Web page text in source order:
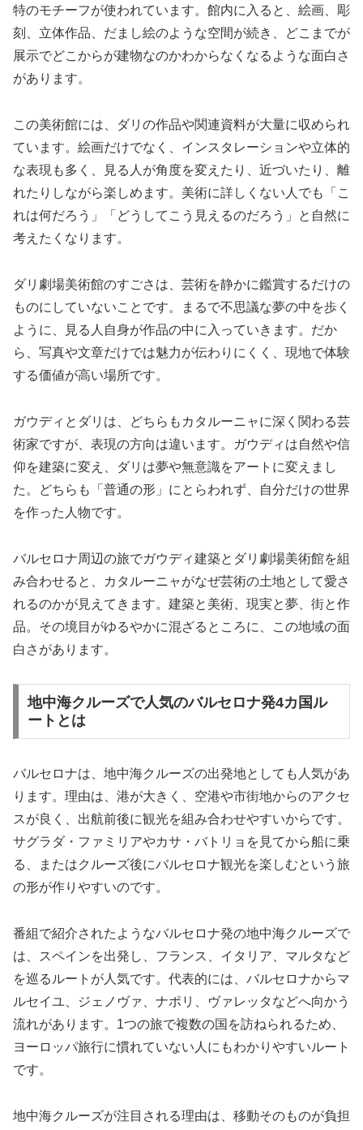
特のモチーフが使われています。館内に入ると、絵画、彫
刻、立体作品、だまし絵のような空間が続き、どこまでが
展示でどこからが建物なのかわからなくなるような面白さ
があります。
この美術館には、ダリの作品や関連資料が大量に収められ
ています。絵画だけでなく、インスタレーションや立体的
な表現も多く、見る人が角度を変えたり、近づいたり、離
れたりしながら楽しめます。美術に詳しくない人でも「こ
れは何だろう」「どうしてこう見えるのだろう」と自然に
考えたくなります。
ダリ劇場美術館のすごさは、芸術を静かに鑑賞するだけの
ものにしていないことです。まるで不思議な夢の中を歩く
ように、見る人自身が作品の中に入っていきます。だか
ら、写真や文章だけでは魅力が伝わりにくく、現地で体験
する価値が高い場所です。
ガウディとダリは、どちらもカタルーニャに深く関わる芸
術家ですが、表現の方向は違います。ガウディは自然や信
仰を建築に変え、ダリは夢や無意識をアートに変えまし
た。どちらも「普通の形」にとらわれず、自分だけの世界
を作った人物です。
バルセロナ周辺の旅でガウディ建築とダリ劇場美術館を組
み合わせると、カタルーニャがなぜ芸術の土地として愛さ
れるのかが見えてきます。建築と美術、現実と夢、街と作
品。その境目がゆるやかに混ざるところに、この地域の面
白さがあります。
地中海クルーズで人気のバルセロナ発4カ国ル
ートとは
バルセロナは、地中海クルーズの出発地としても人気があ
ります。理由は、港が大きく、空港や市街地からのアクセ
スが良く、出航前後に観光を組み合わせやすいからです。
サグラダ・ファミリアやカサ・バトリョを見てから船に乗
る、またはクルーズ後にバルセロナ観光を楽しむという旅
の形が作りやすいのです。
番組で紹介されたようなバルセロナ発の地中海クルーズで
は、スペインを出発し、フランス、イタリア、マルタなど
を巡るルートが人気です。代表的には、バルセロナからマ
ルセイユ、ジェノヴァ、ナポリ、ヴァレッタなどへ向かう
流れがあります。1つの旅で複数の国を訪ねられるため、
ヨーロッパ旅行に慣れていない人にもわかりやすいルート
です。
地中海クルーズが注目される理由は、移動そのものが負担